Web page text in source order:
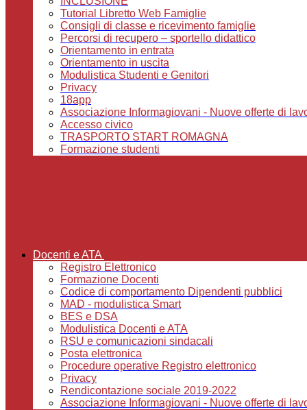
Tutorial Libretto Web Famiglie
Consigli di classe e ricevimento famiglie
Percorsi di recupero – sportello didattico
Orientamento in entrata
Orientamento in uscita
Modulistica Studenti e Genitori
Privacy
18app
Associazione Informagiovani - Nuove offerte di
Accesso civico
TRASPORTO START ROMAGNA
Formazione studenti
Docenti e ATA
Registro Elettronico
Formazione Docenti
Codice di comportamento Dipendenti pubblici
MAD - modulistica Smart
BES e DSA
Modulistica Docenti e ATA
RSU e comunicazioni sindacali
Posta elettronica
Procedure operative Registro elettronico
Privacy
Rendicontazione sociale 2019-2022
Associazione Informagiovani - Nuove offerte di